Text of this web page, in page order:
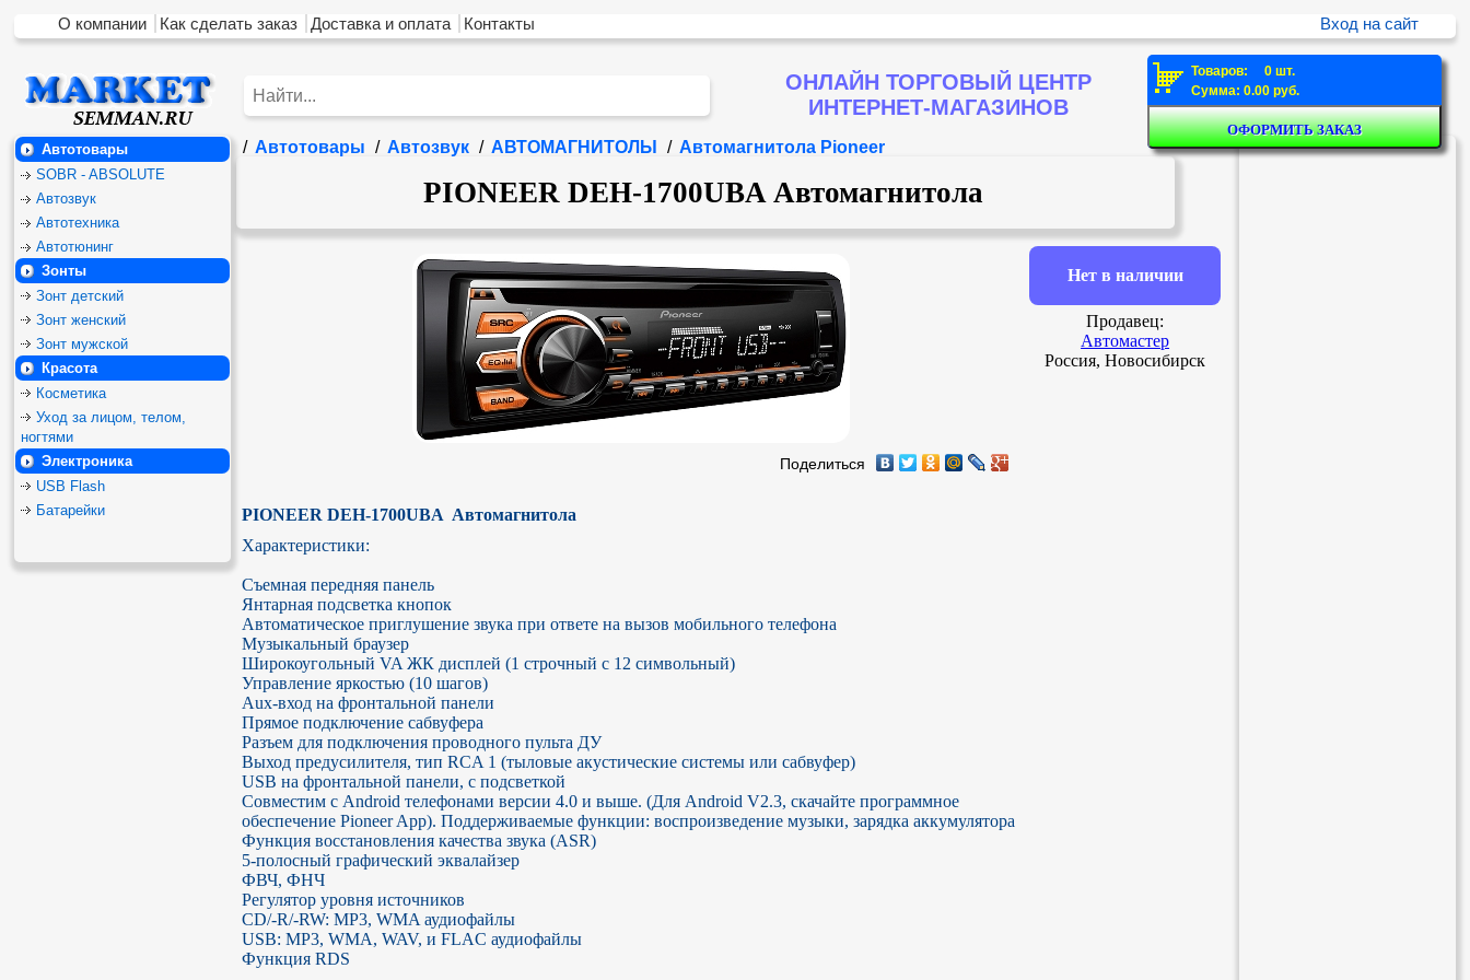
О компании Как сделать заказ Доставка и оплата Контакты Вход на сайт
ОНЛАЙН ТОРГОВЫЙ ЦЕНТР
ИНТЕРНЕТ-МАГАЗИНОВ
Товаров: 0 шт.
Сумма: 0.00 руб.
Автотовары
SOBR - ABSOLUTE
Автозвук
Автотехника
Автотюнинг
Зонты
Зонт детский
Зонт женский
Зонт мужской
Красота
Косметика
Уход за лицом, телом,
ногтями
Электроника
USB Flash
Батарейки
/ Автотовары / Автозвук / АВТОМАГНИТОЛЫ / Автомагнитола Pioneer
PIONEER DEH-1700UBA Автомагнитола
Поделиться
PIONEER DEH-1700UBA  Автомагнитола
Характеристики:
Съемная передняя панель
Янтарная подсветка кнопок
Автоматическое приглушение звука при ответе на вызов мобильного телефона
Музыкальный браузер
Широкоугольный VA ЖК дисплей (1 строчный с 12 символьный)
Управление яркостью (10 шагов)
Aux-вход на фронтальной панели
Прямое подключение сабвуфера
Разъем для подключения проводного пульта ДУ
Выход предусилителя, тип RCA 1 (тыловые акустические системы или сабвуфер)
USB на фронтальной панели, с подсветкой
Совместим с Android телефонами версии 4.0 и выше. (Для Android V2.3, скачайте программное
обеспечение Pioneer App). Поддерживаемые функции: воспроизведение музыки, зарядка аккумулятора
Функция восстановления качества звука (ASR)
5-полосный графический эквалайзер
ФВЧ, ФНЧ
Регулятор уровня источников
CD/-R/-RW: MP3, WMA аудиофайлы
USB: MP3, WMA, WAV, и FLAC аудиофайлы
Функция RDS
Нет в наличии
Продавец:
Автомастер
Россия, Новосибирск